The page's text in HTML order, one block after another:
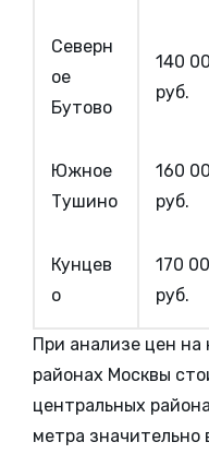
Северн
ое
Бутово
140
руб.
Южное
Тушино
160
руб.
Кунцев
о
170
руб.
При анализе цен на
районах Москвы
центральных
метра